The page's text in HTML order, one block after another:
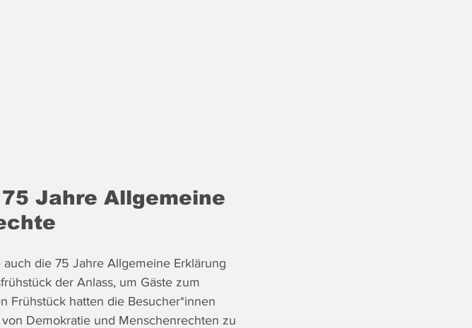
Jahre Allgemeine
die 75 Jahre Allgemeine Erklärung
der Anlass, um Gäste zum
Frühstück hatten die Besucher*innen
Demokratie und Menschenrechten zu